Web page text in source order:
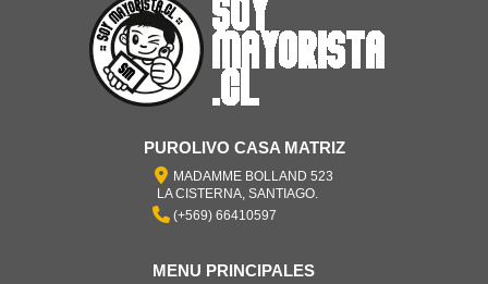
PUROLIVO CASA MATRIZ
MADAMME BOLLAND 523
LA CISTERNA, SANTIAGO.
(+569) 66410597
MENU PRINCIPALES